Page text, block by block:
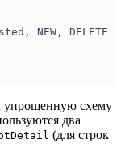
NEW, DELETE
упрощенную схему
два
(для строк